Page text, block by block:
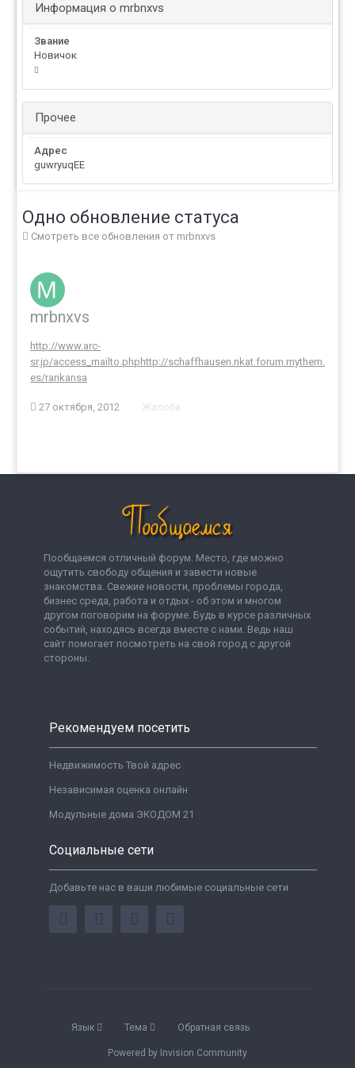
Информация о mrbnxvs
Звание
Новичок
Прочее
Адрес
guwryuqEE
Одно обновление статуса
Смотреть все обновления от mrbnxvs
mrbnxvs
http://www.arc-
sr.jp/access_mailto.php http://schaffhausen.nkat.forum.mythem.
es/rankansa
27 октября, 2012 Жалоба
Пообщаемся отличный форум. Место, где можно
ощутить свободу общения и завести новые
знакомства. Свежие новости, проблемы города,
бизнес среда, работа и отдых - об этом и многом
другом поговорим на форуме. Будь в курсе различных
событий, находясь всегда вместе с нами. Ведь наш
сайт помогает посмотреть на свой город с другой
стороны.
Рекомендуем посетить
Недвижимость Твой адрес
Независимая оценка онлайн
Модульные дома ЭКОДОМ 21
Социальные сети
Добавьте нас в ваши любимые социальные сети
Язык Тема Обратная связь
Powered by Invision Community